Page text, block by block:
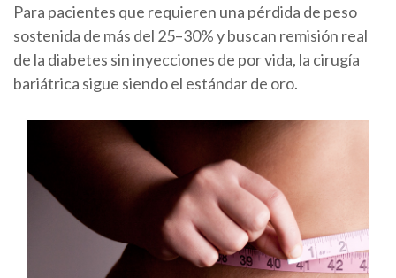
Para pacientes que requieren una pérdida de peso
sostenida de más del 25–30%y buscan remisión real
de la diabetes sin inyecciones de por vida, la cirugía
bariátrica sigue siendo el estándar de oro.